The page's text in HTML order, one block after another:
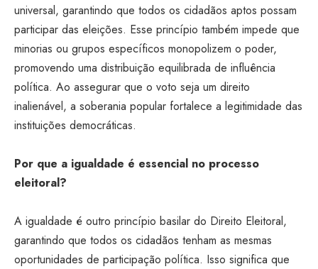
universal, garantindo que todos os cidadãos aptos possam
participar das eleições. Esse princípio também impede que
minorias ou grupos específicos monopolizem o poder,
promovendo uma distribuição equilibrada de influência
política. Ao assegurar que o voto seja um direito
inalienável, a soberania popular fortalece a legitimidade das
instituições democráticas.
Por que a igualdade é essencial no processo
eleitoral?
A igualdade é outro princípio basilar do Direito Eleitoral,
garantindo que todos os cidadãos tenham as mesmas
oportunidades de participação política. Isso significa que